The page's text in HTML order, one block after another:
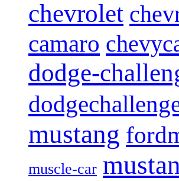
chevrolet
camaro
dodge-
mustang
muscle-car